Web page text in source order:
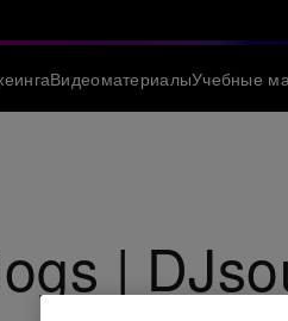
ВидеоматериалыУчебные
|